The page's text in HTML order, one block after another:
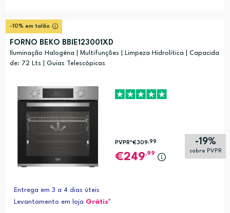
-10% em talão
FORNO BEKO BBIE123001XD
Iluminação Halogéna | Multifunções | Limpeza Hidrolitica | Capacida
de: 72 Lts | Guias Telescópicas
-19%
sobre PVPR
PVPR*€309,99
249,99
Entrega em 3 a 4 dias úteis
Levantamento em loja Grátis*